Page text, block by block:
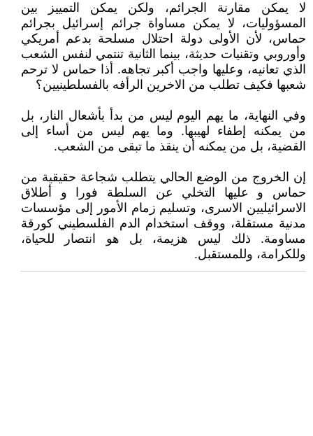
لا يمكن مقارنة الجرائم، ولكن يمكن التمييز بين
المسؤوليات، لا يمكن مساواة جرائم إسرائيل بجرائم
حماس، لأن الأولى دولة احتلال مسلحة بدعم أمريكي
وأوروبي وتقنيات حديثة، بينما الثانية تنتمي لنفس الشعب
الذي تعانيه، وعليها واجب أكبر تجاهه. أذا حماس لا ترحم
شعبها فكيف تطلب من الاخرين الرأفه بالفسلطينيين؟
وفي النهاية، ما يهم اليوم ليس من بدأ بأشعال النار، بل
من يمكنه إطفاء لهيبها. وما يهم ليس من أساء إلى
القضية، بل من يمكنه أن ينقذ ما تبقى من الشعب.
إن الخروج من الوضع الحالي يتطلب شجاعة حقيقية من
حماس و عليها التخلي عن السلطة فورا و أطلاق
الاسرائيليين الاسرى، وتسليم زمام الأمور إلى مؤسسات
مدنية مستقلة، ووقف استخدام الدم الفلسطيني كورقة
مساومة. ذلك ليس هزيمة، بل هو انتصار للحياة،
وللكرامة، وللمستقبل.